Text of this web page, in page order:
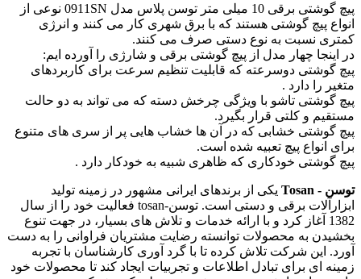
پیچ گوشتی برقی 10 میلی متر توسن پلاس مدل 0911SN نوعی از
انواع پیچ گوشتی هستند که با برق شهری کار می کنند و انرژی
کمتری نسبت به نوع دستی صرف می کنند.
در اینجا چهار مدل از پیچ گوشتی برقی و شارژی را آورده ایم:
پیچ گوشتی دوسرعته که قابلیت تنظیم سرعت برای کاربردهای
متغیر را دارد .
پیچ گوشتی تاشو با ویژگی چرخش دسته که می تواند به دو حالت
مستقیم و کلتی قرار بگیرد.
پیچ گوشتی خشابی که در آن ها خشاب هایی پر از سری های متنوع
برای انواع پیچ تعبیه شده است.
پیچ گوشتی خودکاری که ظاهری شبیه به خودکار دارد .
توسن - Tosan
یکی از برندهای ایرانی مشهور در زمینه تولید
ابزارآلات برقی و دستی است. توسن-tosan فعالیت خود را از سال
1382 آغاز کرد و با ارائه خدمات و تلاش های بسیار، در جهت تنوع
بخشیدن به محصولات توانسته رضایت مشتریان فراوانی را به دست
آورد. این شرکت تلاش کرده تا با گرد آوری کارشناسان با تجربه
زمینه ای برای تبادل اطلاعات و تجربیات ایجاد کند تا محصولات خود